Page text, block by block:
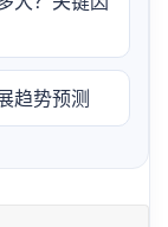
趋势预测